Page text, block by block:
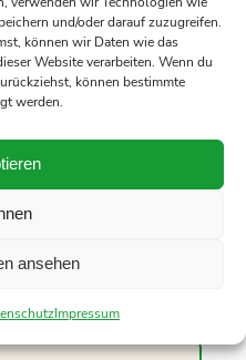
und/oder darauf zuzugreifen.
können wir Daten wie das
Website verarbeiten. Wenn du
können bestimmte
werden.
ansehen
Impressum
Kartoffeln
Pollmer
Wabern